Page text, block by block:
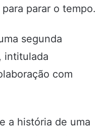
parar o tempo.
segunda
intitulada
com
a história de uma